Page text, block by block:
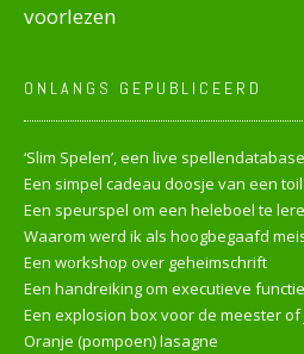
voorlezen
ONLANGS GEPUBLICEERD
‘Slim Spelen’, een live
Een simpel cadeau doosje van een
Een speurspel om een heleboel te
Waarom werd ik als hoogbegaafd
Een workshop over geheimschrift
Een handreiking om executieve
Een explosion box voor de meester
Oranje (pompoen) lasagne